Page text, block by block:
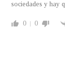
sociedades y hay
0 0